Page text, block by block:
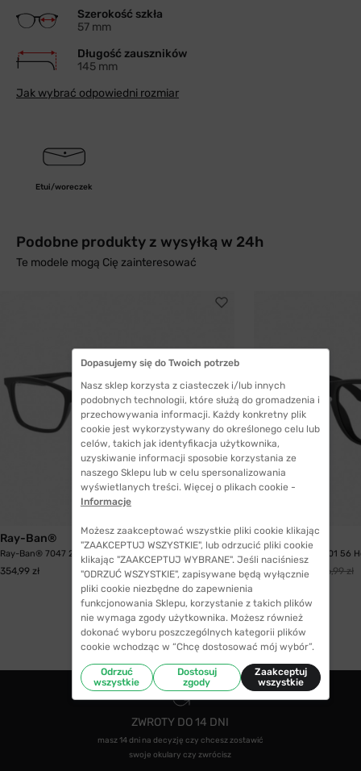
Szerokość szkła
57 mm
Długość zauszników
145 mm
Jak wybrać odpowiedni rozmiar
Etui/woreczek
Podobne produkty z wysyłką w 24h
Te modele mogą Cię zainteresować
Ray-Ban®
Ray-Ban® 7047 2000 56
354,99 zł
Oakley
Oakley 8156 815601 56
330,99 zł 346,99 zł
ZWROTY DO 14 DNI
masz 14 dni na decyzję czy chcesz zostawić
swoje okulary czy zwrócisz
Dopasujemy się do Twoich potrzeb
Nasz sklep korzysta z ciasteczek i/lub innych
podobnych technologii, które służą do gromadzenia i
przechowywania informacji. Każdy konkretny plik
cookie jest wykorzystywany do określonego celu lub
celów, takich jak identyfikacja użytkownika,
uzyskiwanie informacji sposobie korzystania ze
naszego Sklepu lub w celu spersonalizowania
wyświetlanych treści. Więcej o plikach cookie -
Informacje
Możesz zaakceptować wszystkie pliki cookie klikając
"ZAAKCEPTUJ WSZYSTKIE", lub odrzucić pliki cookie
klikając "ZAAKCEPTUJ WYBRANE". Jeśli naciśniesz
"ODRZUĆ WSZYSTKIE", zapisywane będą wyłącznie
pliki cookie niezbędne do zapewnienia
funkcjonowania Sklepu, korzystanie z takich plików
nie wymaga zgody użytkownika. Możesz również
dokonać wyboru poszczególnych kategorii plików
cookie wchodząc w “Chcę dostosować mój wybór”.
Odrzuć
wszystkie
Dostosuj
zgody
Zaakceptuj
wszystkie